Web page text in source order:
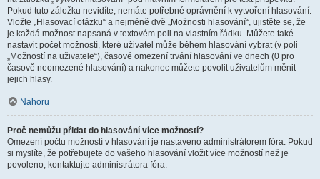
Pokud tuto záložku nevidíte, nemáte potřebné oprávnění k vytvoření hlasování.
Vložte „Hlasovací otázku“ a nejméně dvě „Možnosti hlasování“, ujistěte se, že
je každá možnost napsaná v textovém poli na vlastním řádku. Můžete také
nastavit počet možností, které uživatel může během hlasování vybrat (v poli
„Možností na uživatele“), časové omezení trvání hlasování ve dnech (0 pro
časově neomezené hlasování) a nakonec můžete povolit uživatelům měnit
jejich hlasy.
Nahoru
Proč nemůžu přidat do hlasování více možností?
Omezení počtu možností v hlasování je nastaveno administrátorem fóra. Pokud
si myslíte, že potřebujete do vašeho hlasování vložit více možností než je
povoleno, kontaktujte administrátora fóra.